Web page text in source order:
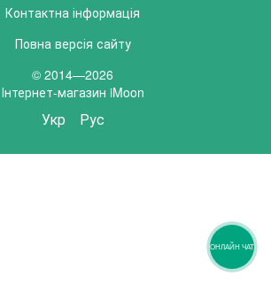
Контактна інформація
Повна версія сайту
© 2014—2026
Інтернет-магазин iMoon
Укр Рус
ОНЛАЙН ЧАТ